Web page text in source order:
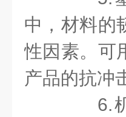
中，材料的
性因素。可
产品的抗冲
6.机